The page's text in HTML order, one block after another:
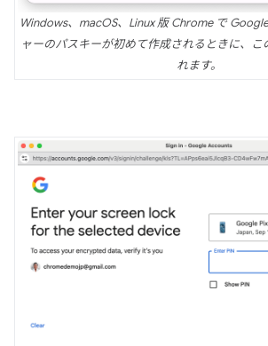
Windows、macOS、Linux 版 Chrome で
ャーのパスキーが初めて作成されるときに、
れます。